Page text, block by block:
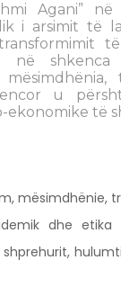
Agani”
i arsimit të
në shkenca
u
ekonomike të
mësimdhënie,
dhe